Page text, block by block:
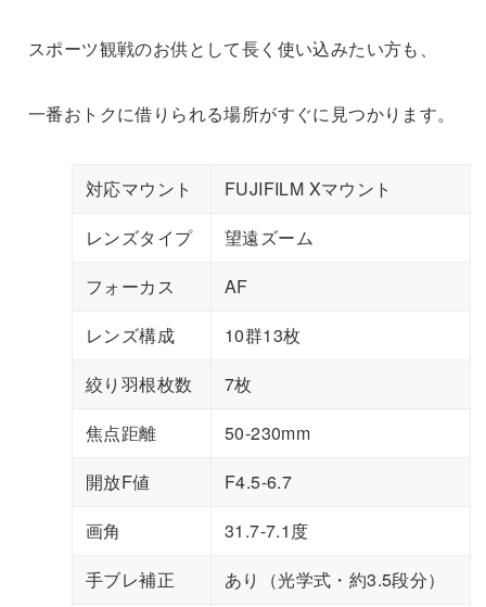
スポーツ観戦のお供として長く使い込みたい方も、
一番おトクに借りられる場所がすぐに見つかります。
対応マウント
FUJIFILM Xマウント
レンズタイプ
望遠ズーム
フォーカス
AF
レンズ構成
10群13枚
絞り羽根枚数
7枚
焦点距離
50-230mm
開放F値
F4.5-6.7
画角
31.7-7.1度
手ブレ補正
あり（光学式・約3.5段分）